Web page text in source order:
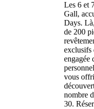
Les 6 et
Gall,
Days.
de 200
exclusifs
engagée
vous
nombre
30.